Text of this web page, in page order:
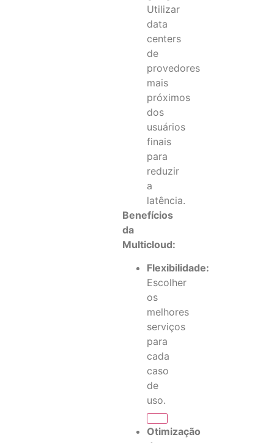
Utilizar
data
centers
de
provedores
mais
próximos
dos
usuários
finais
para
reduzir
a
latência.
Benefícios
da
Multicloud:
Flexibilidade:
Escolher
os
melhores
serviços
para
cada
caso
de
uso.
Otimização